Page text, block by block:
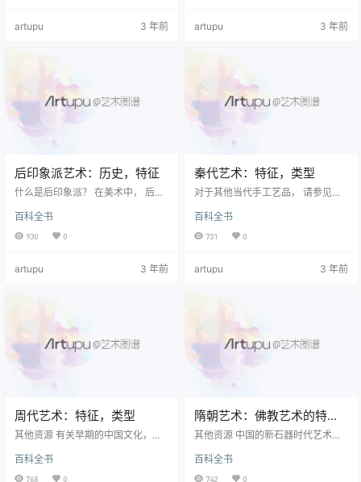
国和文化理想化，并使用受其启发
（1810-1900）-请参阅 英国哥特式
建筑 – 新文艺复兴时期 和 …
artupu 3 年前
于短语 Drame surrealiste ，这是作
虚无的“反艺术”中演变而来的 达达
artupu 3 年前
后印象派艺术：历史，特征
什么是后印象派？ 在美术中， 后印
艺术家寻求超越狭of的模仿风格 印
象派 ，如克劳德·莫奈（Claude Mo
绘画的特征 。）这个阶段大约从188
能包括 新印象派 ，早期 表现主义
， 新艺术运动 和 …
百科全书
930 0
artupu 3 年前
秦代艺术：特征，类型
对于其他当代手工艺品， 请参见：
起）。 秦始皇：统一中国的第一个
皇帝 尽管短暂，但秦始皇总是在 中
武士，旨在保护来世的秦皇帝。 以
宜）（公元前475-221年）。 最
终，其中一个州-秦国（前…
百科全书
731 0
artupu 3 年前
周代艺术：特征，类型
其他资源 有关早期的中国文化，请
元前7500-2000年） 夏文化 （公
元前2100-1600年） 注意：有关周
百科全书
768 0
隋朝艺术：佛教艺术的特
征，类型
其他资源 中国的新石器时代艺术
（公元前1600-1050年） 周代艺术
（公元前1050-221年） 秦代艺术
百科全书
742 0